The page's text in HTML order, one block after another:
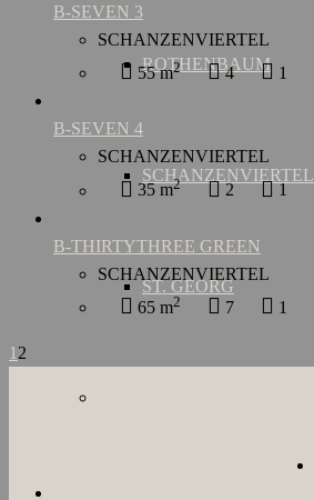
ROTHENBAUM
SCHANZENVIERTEL
ST. GEORG
B-SEVEN 3
SCHANZENVIERTEL
55 m2 4 1
B-SEVEN 4
SCHANZENVIERTEL
35 m2 2 1
B-THIRTYTHREE GREEN
SCHANZENVIERTEL
65 m2 7 1
1 2